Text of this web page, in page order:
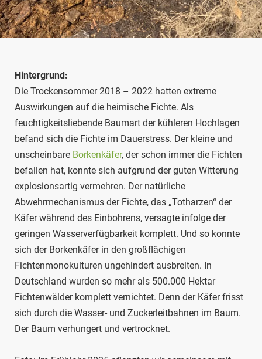
Hintergrund:
Die Trockensommer 2018 – 2022 hatten extreme
Auswirkungen auf die heimische Fichte. Als
feuchtigkeitsliebende Baumart der kühleren Hochlagen
befand sich die Fichte im Dauerstress. Der kleine und
unscheinbare Borkenkäfer, der schon immer die Fichten
befallen hat, konnte sich aufgrund der guten Witterung
explosionsartig vermehren. Der natürliche
Abwehrmechanismus der Fichte, das „Totharzen“ der
Käfer während des Einbohrens, versagte infolge der
geringen Wasserverfügbarkeit komplett. Und so konnte
sich der Borkenkäfer in den großflächigen
Fichtenmonokulturen ungehindert ausbreiten. In
Deutschland wurden so mehr als 500.000 Hektar
Fichtenwälder komplett vernichtet. Denn der Käfer frisst
sich durch die Wasser- und Zuckerleitbahnen im Baum.
Der Baum verhungert und vertrocknet.